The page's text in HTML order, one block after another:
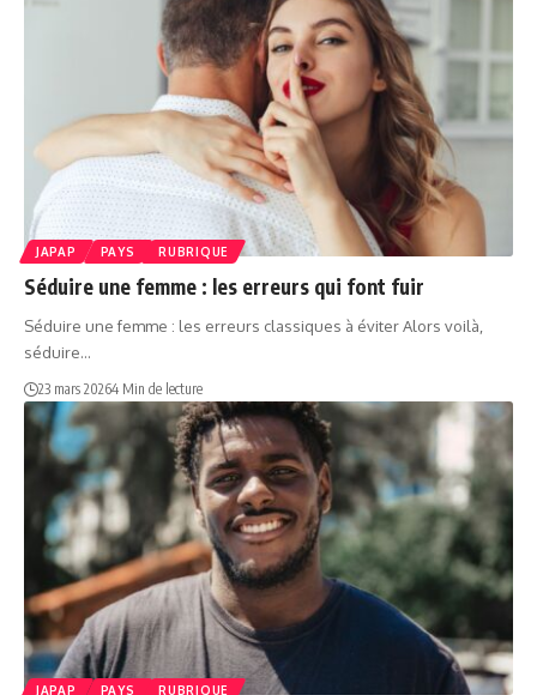
JAPAP PAYS RUBRIQUE
Séduire une femme : les erreurs qui font fuir
Séduire une femme : les erreurs classiques à éviter Alors voilà,
séduire…
23 mars 20264 Min de lecture
JAPAP PAYS RUBRIQUE